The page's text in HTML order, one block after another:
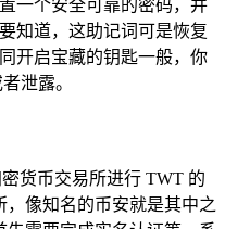
一个安全可靠的密码，并
知道，这助记词可是恢复
开启宝藏的钥匙一般，你
泄露。
货币交易所进行 TWT 的
像知名的币安就是其中之